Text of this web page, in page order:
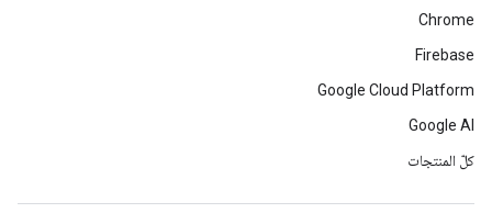
Chrome
Firebase
Google Cloud Platform
Google AI
كلّ المنتجات